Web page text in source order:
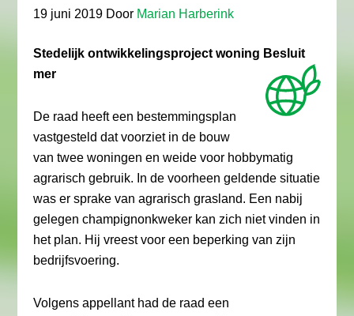
19 juni 2019 Door Marian Harberink
Stedelijk ontwikkelingsproject woning Besluit
mer
De raad heeft een bestemmingsplan
vastgesteld dat voorziet in de bouw
van twee woningen en weide voor hobbymatig
agrarisch gebruik. In de voorheen geldende situatie
was er sprake van agrarisch grasland. Een nabij
gelegen champignonkweker kan zich niet vinden in
het plan. Hij vreest voor een beperking van zijn
bedrijfsvoering.
Volgens appellant had de raad een